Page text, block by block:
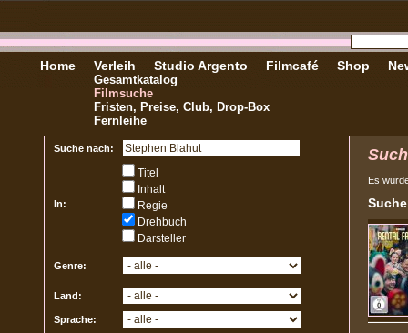
Home Verleih
Gesamtkatalog
Filmsuche
Fristen, Preise, Club, Drop-Box
Fernleihe
Studio Argento Filmcafé Shop
Suche nach:
In:
Titel
Inhalt
Regie
Drehbuch
Darsteller
Genre:
Land:
Sprache:
Es